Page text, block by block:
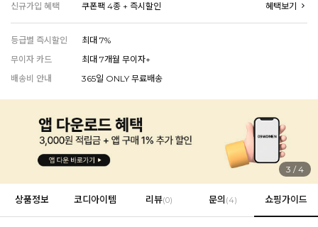
EVERY, SAY
신규가입 혜택
쿠폰팩 4종 + 즉시할인 혜택보기
등급별 즉시할인
최대 7%
무이자 카드
최대 7개월 무이자+
배송비 안내
365일 ONLY 무료배송
4 /4
상품정보 코디아이템 리뷰(0) 문의 (4) 쇼핑가이드